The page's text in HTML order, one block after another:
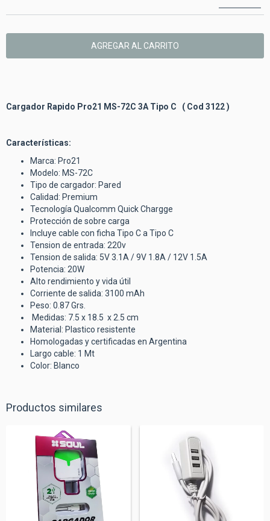
Cargador Rapido Pro21 MS-72C 3A Tipo C ( Cod 3122 )
Características:
Marca: Pro21
Modelo: MS-72C
Tipo de cargador: Pared
Calidad: Premium
Tecnología Qualcomm Quick Chargge
Protección de sobre carga
Incluye cable con ficha Tipo C a Tipo C
Tension de entrada: 220v
Tension de salida: 5V 3.1A / 9V 1.8A / 12V 1.5A
Potencia: 20W
Alto rendimiento y vida útil
Corriente de salida: 3100 mAh
Peso: 0.87 Grs.
Medidas: 7.5 x 18.5 x 2.5 cm
Material: Plastico resistente
Homologadas y certificadas en Argentina
Largo cable: 1 Mt
Color: Blanco
Productos similares